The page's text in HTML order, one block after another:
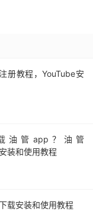
册教程，YouTube安
油管app？油管
装和使用教程
载安装和使用教程